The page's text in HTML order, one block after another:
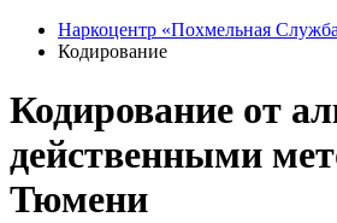
Наркоцентр «Похмельная
Кодирование
Кодирование от
действенными
Тюмени